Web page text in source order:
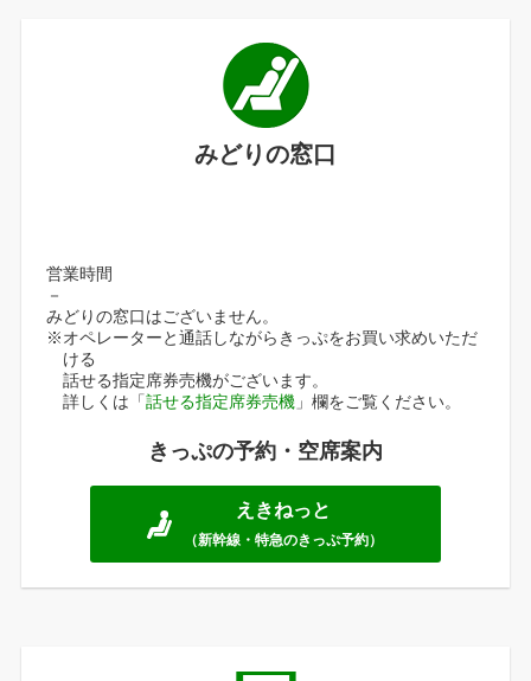
みどりの窓口
営業時間
－
みどりの窓口はございません。
※オペレーターと通話しながらきっぷをお買い求めいただ
ける
話せる指定席券売機がございます。
詳しくは「話せる指定席券売機」欄をご覧ください。
きっぷの予約・空席案内
えきねっと
（新幹線・特急のきっぷ予約）